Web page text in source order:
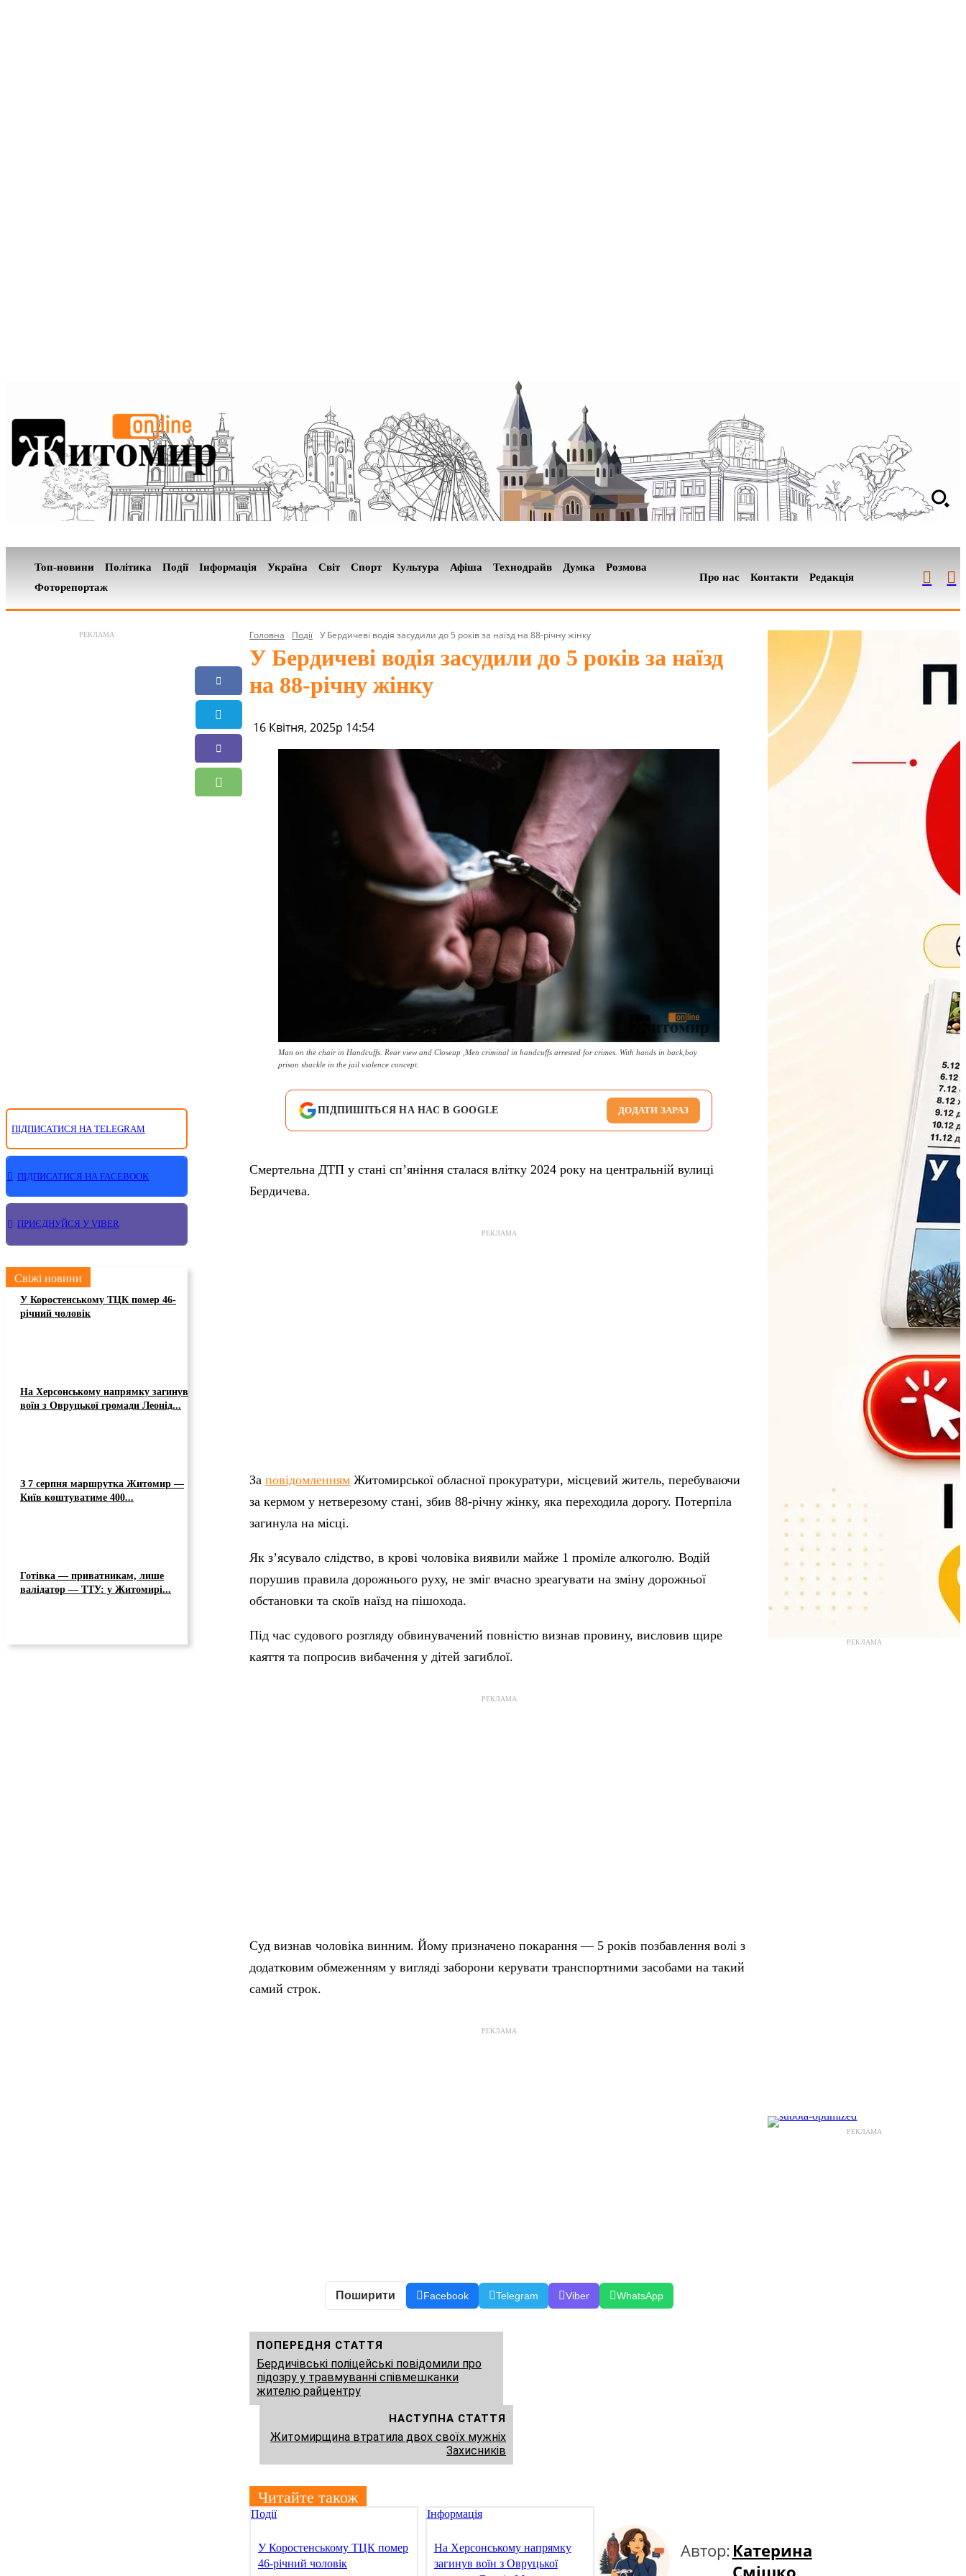
Топ-новини Політика Події Інформація Україна Світ Спорт Культура Афіша Технодрайв Думка
Розмова
Фоторепортаж
Про нас Контакти Редакція
РЕКЛАМА
ПІДПИСАТИСЯ НА TELEGRAM
ПІДПИСАТИСЯ НА FACEBOOK
ПРИЄДНУЙСЯ У VIBER
Свіжі новини
У Коростенському ТЦК помер 46-
річний чоловік
На Херсонському напрямку загинув
воїн з Овруцької громади Леонід...
З 7 серпня маршрутка Житомир —
Київ коштуватиме 400...
Готівка — приватникам, лише
валідатор — ТТУ: у Житомирі...
Головна Події У Бердичеві водія засудили до 5 років за наїзд на 88-річну жінку
У Бердичеві водія засудили до 5 років за наїзд
на 88-річну жінку
16 Квітня, 2025р 14:54
Man on the chair in Handcuffs. Rear view and Closeup ,Men criminal in handcuffs arrested for crimes. With hands in back,boy
prison shackle in the jail violence concept.
ПІДПИШІТЬСЯ НА НАС В GOOGLE ДОДАТИ ЗАРАЗ
Смертельна ДТП у стані сп’яніння сталася влітку 2024 року на центральній вулиці
Бердичева.
РЕКЛАМА
За повідомленням Житомирської обласної прокуратури, місцевий житель, перебуваючи
за кермом у нетверезому стані, збив 88-річну жінку, яка переходила дорогу. Потерпіла
загинула на місці.
Як з’ясувало слідство, в крові чоловіка виявили майже 1 проміле алкоголю. Водій
порушив правила дорожнього руху, не зміг вчасно зреагувати на зміну дорожньої
обстановки та скоїв наїзд на пішохода.
Під час судового розгляду обвинувачений повністю визнав провину, висловив щире
каяття та попросив вибачення у дітей загиблої.
РЕКЛАМА
Суд визнав чоловіка винним. Йому призначено покарання — 5 років позбавлення волі з
додатковим обмеженням у вигляді заборони керувати транспортними засобами на такий
самий строк.
РЕКЛАМА
Поширити Facebook Telegram Viber WhatsApp
ПОПЕРЕДНЯ СТАТТЯ
Бердичівські поліцейські повідомили про
підозру у травмуванні співмешканки
жителю райцентру
НАСТУПНА СТАТТЯ
Житомирщина втратила двох своїх мужніх
Захисників
Читайте також
Події
У Коростенському ТЦК помер
46-річний чоловік
Інформація
На Херсонському напрямку
загинув воїн з Овруцької
Автор: Катерина
РЕКЛАМА
РЕКЛАМА